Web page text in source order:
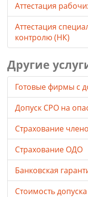
Аттестация
Аттестация
контролю (НК)
Другие
Готовые фирмы с
Допуск СРО на
Страхование
Страхование ОДО
Банковская
Стоимость